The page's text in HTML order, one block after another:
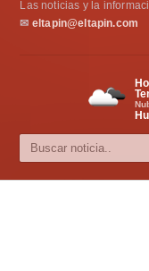
Política
Cultura
Las noticias y la
✉ eltapin@eltapin.com